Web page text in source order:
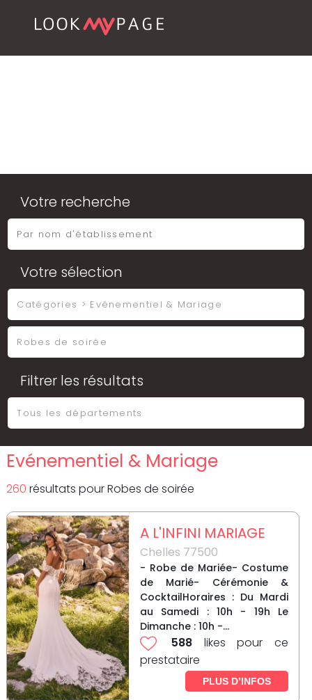
Votre recherche
Votre sélection
Filtrer les résultats
Evénementiel & Mariage
260 résultats pourRobes de soirée
A L'INFINI MARIAGE
Chelles 77500
- Robe de Mariée- Costume
de Marié- Cérémonie &
CocktailHoraires : Du Mardi
au Samedi : 10h - 19h Le
Dimanche : 10h -...
588 likes pour ce
prestataire
PLUS D’INFOS